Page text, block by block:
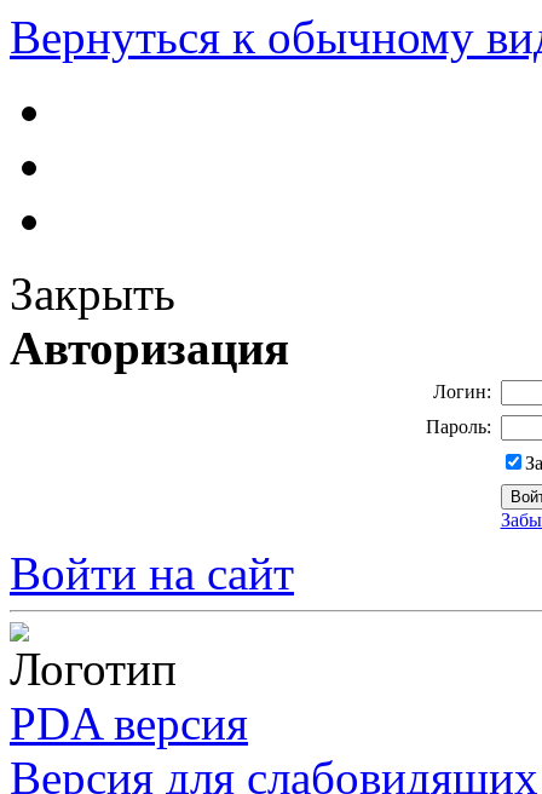
Вернуться к обычному
Закрыть
Авторизация
Логин:
Пароль:
Войти на сайт
PDA версия
Версия для слабовидящих